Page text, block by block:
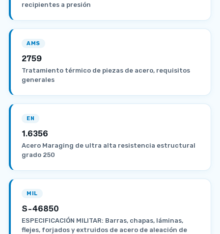
recipientes a presión
AMS
2759
Tratamiento térmico de piezas de acero, requisitos
generales
EN
1.6356
Acero Maraging de ultra alta resistencia estructural
grado 250
MIL
S-46850
ESPECIFICACIÓN MILITAR: Barras, chapas, láminas,
flejes, forjados y extruidos de acero de aleación de